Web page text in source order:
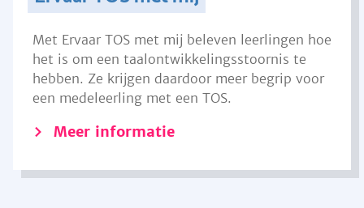
Met Ervaar TOS met mij beleven leerlingen hoe
het is om een taalontwikkelingsstoornis te
hebben. Ze krijgen daardoor meer begrip voor
een medeleerling met een TOS.
Meer informatie